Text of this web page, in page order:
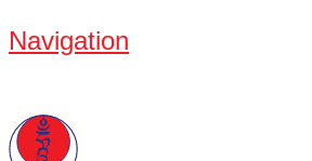
Navigation